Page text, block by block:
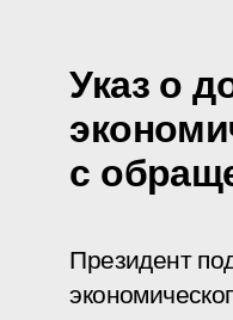
Указ о
с
Президент